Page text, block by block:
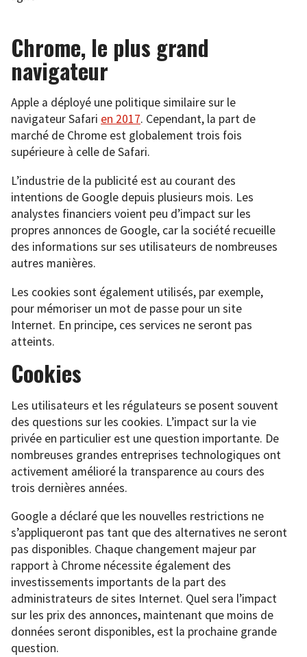
Chrome, le plus grand
navigateur
Apple a déployé une politique similaire sur le
navigateur Safari en 2017. Cependant, la part de
marché de Chrome est globalement trois fois
supérieure à celle de Safari.
L’industrie de la publicité est au courant des
intentions de Google depuis plusieurs mois. Les
analystes financiers voient peu d’impact sur les
propres annonces de Google, car la société recueille
des informations sur ses utilisateurs de nombreuses
autres manières.
Les cookies sont également utilisés, par exemple,
pour mémoriser un mot de passe pour un site
Internet. En principe, ces services ne seront pas
atteints.
Cookies
Les utilisateurs et les régulateurs se posent souvent
des questions sur les cookies. L’impact sur la vie
privée en particulier est une question importante. De
nombreuses grandes entreprises technologiques ont
activement amélioré la transparence au cours des
trois dernières années.
Google a déclaré que les nouvelles restrictions ne
s’appliqueront pas tant que des alternatives ne seront
pas disponibles. Chaque changement majeur par
rapport à Chrome nécessite également des
investissements importants de la part des
administrateurs de sites Internet. Quel sera l’impact
sur les prix des annonces, maintenant que moins de
données seront disponibles, est la prochaine grande
question.